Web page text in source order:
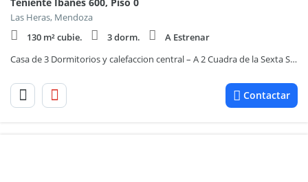
Las Heras, Mendoza
130 m² cubie.
3 dorm.
A Estrenar
Casa de 3 Dormitorios y calefaccion central – A 2 Cuadra de la Sexta Sección
Contactar